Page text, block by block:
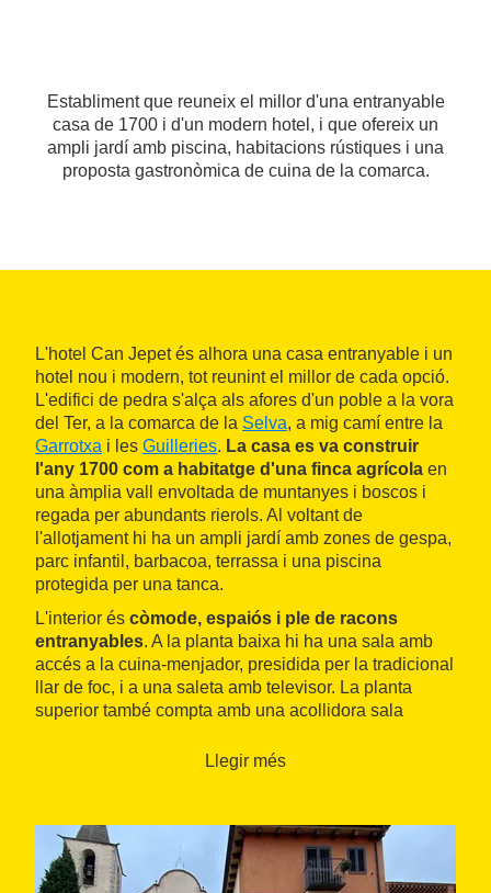
Establiment que reuneix el millor d'una entranyable
casa de 1700 i d'un modern hotel, i que ofereix un
ampli jardí amb piscina, habitacions rústiques i una
proposta gastronòmica de cuina de la comarca.
L'hotel Can Jepet és alhora una casa entranyable i un
hotel nou i modern, tot reunint el millor de cada opció.
L'edifici de pedra s'alça als afores d'un poble a la vora
del Ter, a la comarca de la Selva, a mig camí entre la
Garrotxa i les Guilleries. La casa es va construir
l'any 1700 com a habitatge d'una finca agrícola en
una àmplia vall envoltada de muntanyes i boscos i
regada per abundants rierols. Al voltant de
l'allotjament hi ha un ampli jardí amb zones de gespa,
parc infantil, barbacoa, terrassa i una piscina
protegida per una tanca.
L'interior és còmode, espaiós i ple de racons
entranyables. A la planta baixa hi ha una sala amb
accés a la cuina-menjador, presidida per la tradicional
llar de foc, i a una saleta amb televisor. La planta
superior també compta amb una acollidora sala
per satèl·lit. Les sis habitacions es reparteixen entre
Abundants esmorzars i bona cuina de la comarca
constitueixen l'oferta gastronòmica d'aquest
allotjament, que ofereix també els serveis d'un hotel
Llegir més